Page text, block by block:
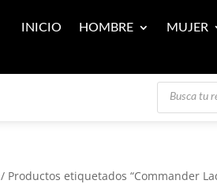
INICIO HOMBRE MUJER
Búsqueda
productos
/ Productos etiquetados “Commander